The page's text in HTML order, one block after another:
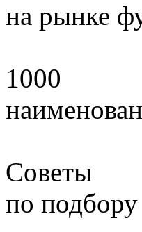
на рынке
1000
Советы
по